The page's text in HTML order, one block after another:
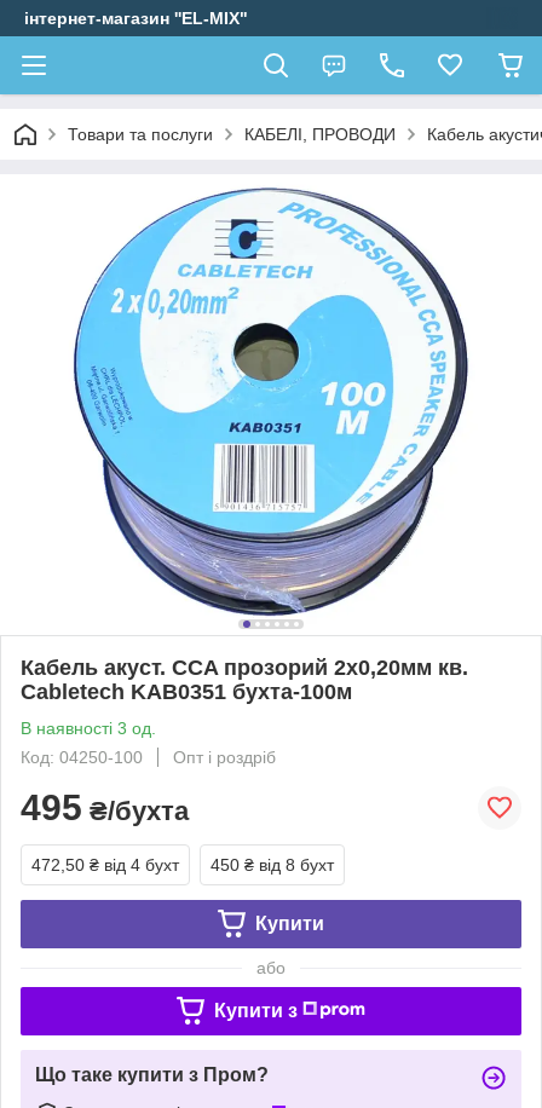
інтернет-магазин ''EL-MIX"
Товари та послуги КАБЕЛІ, ПРОВОДИ Кабель
Кабель акуст. CCA прозорий 2х0,20мм кв.
Cabletech KAB0351 бухта-100м
В наявності 3 од.
Код: 04250-100
Опт і роздріб
495 ₴/бухта
472,50 ₴ від 4 бухт 450 ₴ від 8 бухт
Купити
або
Купити з
Що таке купити з Пром?